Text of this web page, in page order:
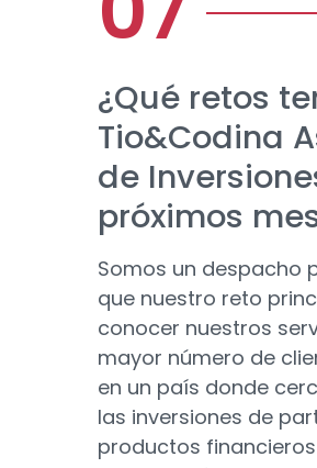
¿Qué retos
Tio&Codina
de
próximos
Somos un despacho
que nuestro reto
conocer nuestros
mayor número de
en un país donde
las inversiones de
productos